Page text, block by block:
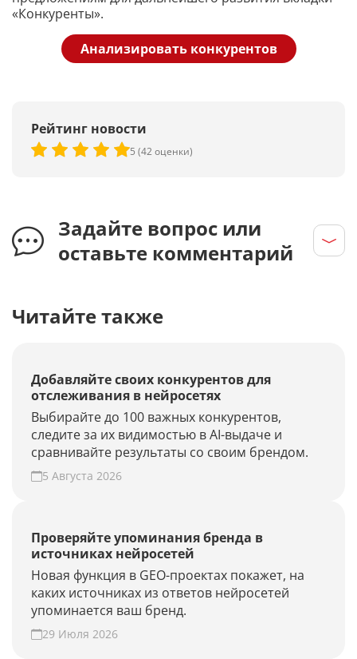
«Конкуренты».
Анализировать конкурентов
Рейтинг новости
5 (42 оценки)
Задайте вопрос или
оставьте комментарий
Читайте также
Добавляйте своих конкурентов для
отслеживания в нейросетях
Выбирайте до 100 важных конкурентов,
следите за их видимостью в AI-выдаче и
сравнивайте результаты со своим брендом.
5 Августа 2026
Проверяйте упоминания бренда в
источниках нейросетей
Новая функция в GEO-проектах покажет, на
каких источниках из ответов нейросетей
упоминается ваш бренд.
29 Июля 2026